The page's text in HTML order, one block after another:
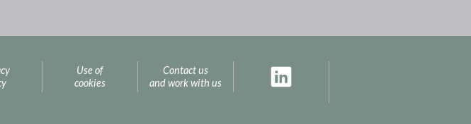
Use of
cookies
Contact us
and work with us